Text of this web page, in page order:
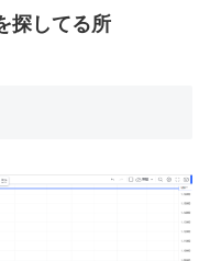
探してる所